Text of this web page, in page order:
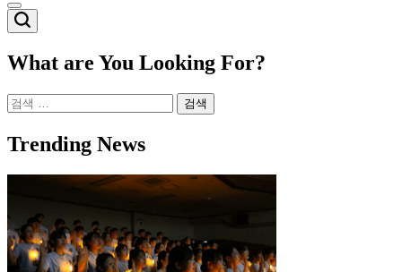
Switch
color
What are You Looking For?
검
Trending News